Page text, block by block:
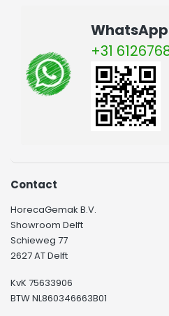
+31
Contact
HorecaGemak B.V.
Showroom Delft
Schieweg 77
2627 AT Delft
KvK 75633906
BTW NL860346663B01